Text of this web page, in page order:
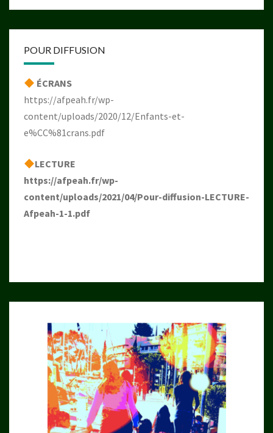
POUR DIFFUSION
ÉCRANS
https://afpeah.fr/wp-
content/uploads/2020/12/Enfants-et-
e%CC%81crans.pdf
LECTURE
https://afpeah.fr/wp-
content/uploads/2021/04/Pour-diffusion-LECTURE-
Afpeah-1-1.pdf